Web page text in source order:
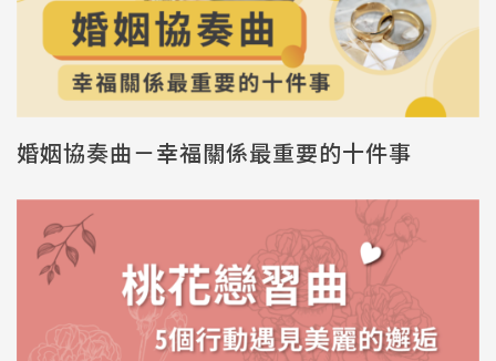
婚姻協奏曲－幸福關係最重要的十件事